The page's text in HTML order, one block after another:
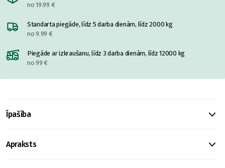
no 19.99 €
Standarta piegāde, līdz 5 darba dienām, līdz 2000 kg
no 9.99 €
Piegāde ar izkraušanu, līdz 3 darba dienām, līdz 12000 kg
no 99 €
Īpašība
Apraksts